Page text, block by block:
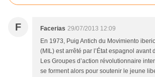
F Facerias 29/07/2013 12:09
En 1973, Puig Antich du Movimiento
(MIL) est arrêté par l’État espagnol avant
Les Groupes d’action révolutionnaire
se forment alors pour soutenir le jeune